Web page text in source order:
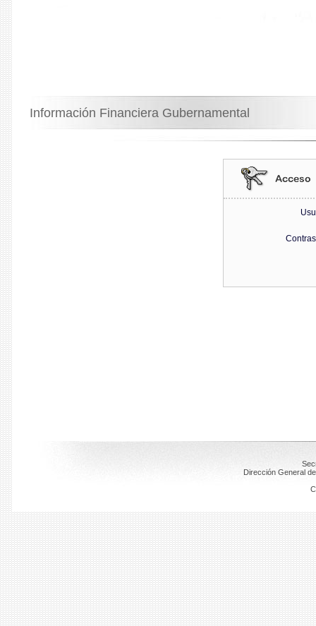
Información Financiera Gubernamental
Dirección General